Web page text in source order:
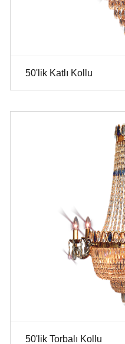
50'lik Katlı Kollu
50'lik Torbalı Kollu